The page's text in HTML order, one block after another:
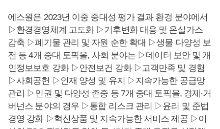
에스원은 2023년 이중 중대성 평가 결과 환경 분야에서
▷환경경영체계 고도화 ▷기후변화 대응 및 온실가스
감축 ▷폐기물 관리 및 자원 순한 확대 ▷생물 다양성 보
전 등 4개 중대 토픽을, 사회 분야는 ▷데이터 보안 및 개
인정보보호 강화 ▷안전보건 강화 ▷고객만족 및 경험
▷사회공헌 ▷인재 양성 및 유지 ▷지속가능한 공급망
관리 ▷인권 및 다양성 존중 등 7개 중대 토픽을, 경제·거
버넌스 분야의 경우 ▷통합 리스크 관리 ▷윤리 및 준법
경영 강화 ▷혁신상품 및 지속가능한 서비스 제공 ▷이